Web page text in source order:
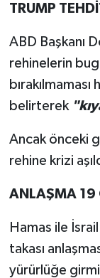
TRUMP
ABD Başkanı
rehinelerin
belirterek
Ancak önceki
rehine krizi
ANLAŞMA 19
Hamas ile
takası
yürürlüğe